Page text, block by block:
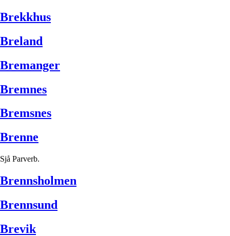
Brekkhus
Breland
Bremanger
Bremnes
Bremsnes
Brenne
Sjå Parverb.
Brennsholmen
Brennsund
Brevik